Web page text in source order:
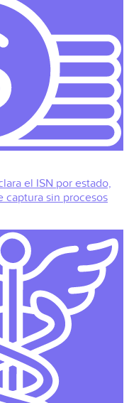
el ISN por estado,
captura sin procesos